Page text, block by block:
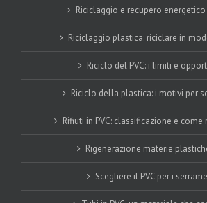
Riciclaggio e recupero energetico
Riciclaggio plastica: riciclare in
Riciclo del PVC: i limiti e
Riciclo della plastica: i motivi per
Rifiuti in PVC: classificazione e
Rigenerazione materie
Scegliere il PVC per i